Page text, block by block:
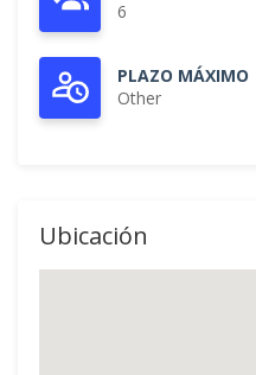
6
PLAZO MÁXIMO
Other
Ubicación